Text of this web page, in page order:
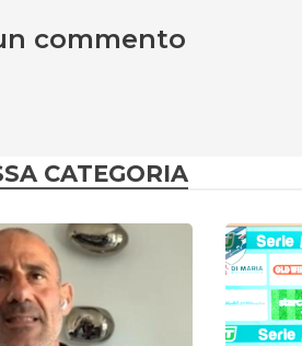
commento
CATEGORIA